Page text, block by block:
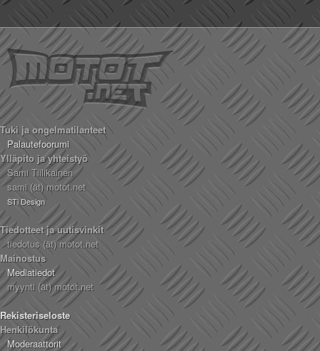
Tuki ja ongelmatilanteet
Palautefoorumi
Ylläpito ja yhteistyö
Sami Tiilikainen
sami (ät) motot.net
STi Design
Tiedotteet ja uutisvinkit
tiedotus (ät) motot.net
Mainostus
Mediatiedot
myynti (ät) motot.net
Rekisteriseloste
Henkilökunta
Moderaattorit